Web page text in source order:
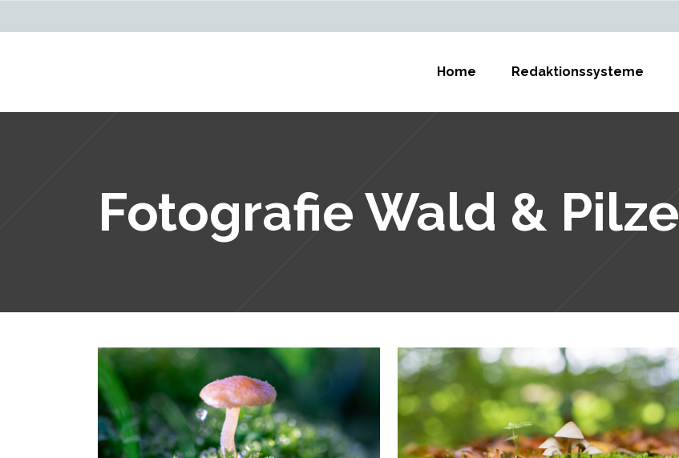
Home Redaktionssysteme
Fotografie Wald & Pilze